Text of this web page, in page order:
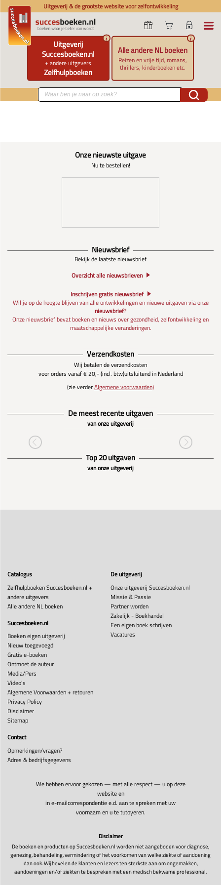
Uitgeverij & de grootste website voor zelfontwikkeling
Uitgeverij
Succesboeken.nl
+ andere uitgevers
Zelfhulpboeken
i
Alle andere NL boeken
Reizen en vrije tijd, romans,
thrillers, kinderboeken etc.
i
Onze nieuwste uitgave
Nu te bestellen!
Nieuwsbrief
Bekijk de laatste nieuwsbrief
Overzicht alle nieuwsbrieven
Inschrijven gratis nieuwsbrief
Wil je op de hoogte blijven van alle ontwikkelingen en nieuwe uitgaven via onze
nieuwsbrief?
Onze nieuwsbrief bevat boeken en nieuws over gezondheid, zelfontwikkeling en
maatschappelijke veranderingen.
Verzendkosten
Wij betalen de verzendkosten
voor orders vanaf € 20,- (incl. btw)uitsluitend in Nederland
(zie verderAlgemene voorwaarden)
De meest recente uitgaven
van onze uitgeverij
Top 20 uitgaven
van onze uitgeverij
Catalogus
Zelfhulpboeken Succesboeken.nl +
andere uitgevers
Alle andere NL boeken
Succesboeken.nl
Boeken eigen uitgeverij
Nieuw toegevoegd
Gratis e-boeken
Ontmoet de auteur
Media/Pers
Video's
Algemene Voorwaarden + retouren
Privacy Policy
Disclaimer
Sitemap
De uitgeverij
Onze uitgeverij Succesboeken.nl
Missie & Passie
Partner worden
Zakelijk - Boekhandel
Een eigen boek schrijven
Vacatures
Contact
Opmerkingen/vragen?
Adres & bedrijfsgegevens
We hebben ervoor gekozen — met alle respect — u op deze
website en
in e-mailcorrespondentie e.d. aan te spreken met uw
voornaam en u te tutoyeren.
Disclaimer
De boeken en producten op Succesboeken.nl worden niet aangeboden voor diagnose,
genezing, behandeling, vermindering of het voorkomen van welke ziekte of aandoening
dan ook. Wij bevelen de klanten en lezers ten sterkste aan om ongemakken,
aandoeningen en/of ziekten te bespreken met een medisch bekwame professional.